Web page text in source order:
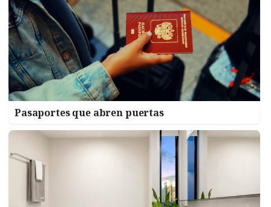
Pasaportes que abren puertas